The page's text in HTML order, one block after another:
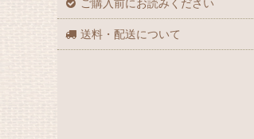
ご購入前にお読みください
送料・配送について